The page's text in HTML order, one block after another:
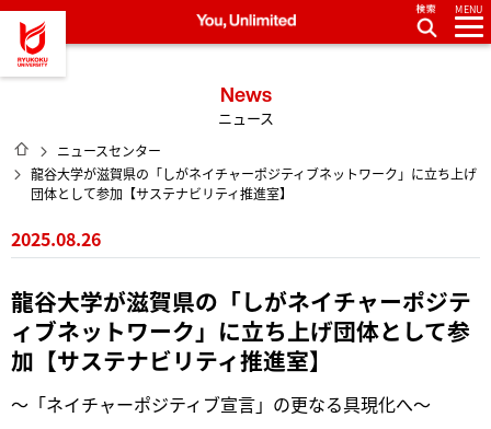
龍谷大学 You, Unlimited
MENU
News
ニュース
HOME
ニュースセンター
龍谷大学が滋賀県の「しがネイチャーポジティブネットワーク」に立ち上げ
団体として参加【サステナビリティ推進室】
2025.08.26
龍谷大学が滋賀県の「しがネイチャーポジテ
ィブネットワーク」に立ち上げ団体として参
加【サステナビリティ推進室】
～「ネイチャーポジティブ宣言」の更なる具現化へ～